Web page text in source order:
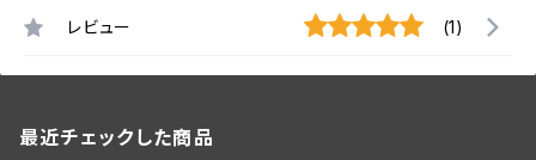
レビュー (1)
最近チェックした商品